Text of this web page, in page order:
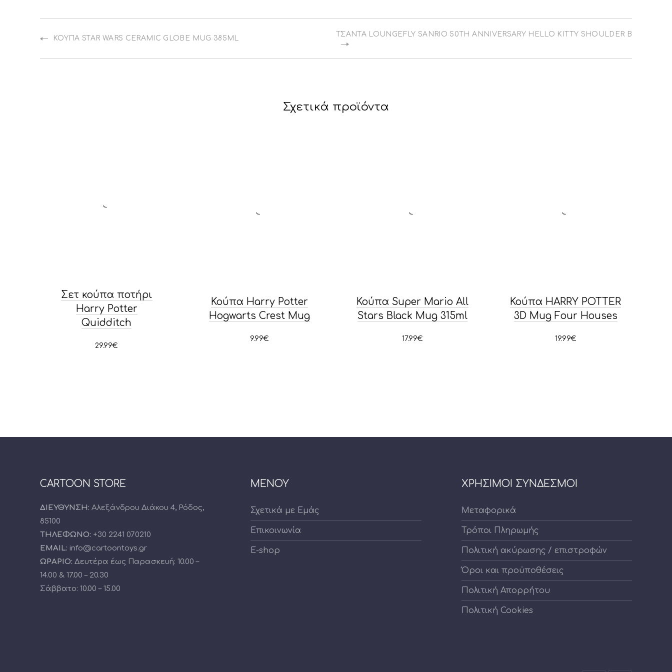
ΚΟΎΠΑ STAR WARS CERAMIC GLOBE MUG 385ML
ΤΣΆΝΤΑ LOUNGEFLY SANRIO 50TH ANNIVERSARY HELLO KITTY SHOULDER BAG
Σχετικά προϊόντα
Σετ κούπα ποτήρι
Harry Potter
Quidditch
29.99€
Κούπα Harry Potter
Hogwarts Crest Mug
9.99€
Κούπα Super Mario All
Stars Black Mug 315ml
17.99€
Κούπα HARRY POTTER
3D Mug Four Houses
19.99€
CARTOON STORE
ΔΙΕΥΘΥΝΣΗ: Αλεξάνδρου Διάκου 4, Ρόδος,
85100
ΤΗΛΕΦΩΝΟ: +30 2241 070210
EMAIL: info@cartoontoys.gr
ΩΡΑΡΙΟ: Δευτέρα έως Παρασκευή: 10.00 –
14.00 & 17.00 – 20.30
Σάββατο: 10.00 – 15.00
ΜΕΝΟΥ
Σχετικά με Εμάς
Επικοινωνία
E-shop
ΧΡΗΣΙΜΟΙ ΣΥΝΔΕΣΜΟΙ
Μεταφορικά
Τρόποι Πληρωμής
Πολιτική ακύρωσης / επιστροφών
Όροι και προϋποθέσεις
Πολιτική Απορρήτου
Πολιτική Cookies